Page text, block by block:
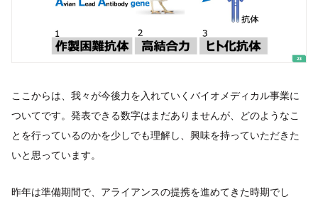
ここからは、我々が今後力を入れていくバイオメディカル事業に
ついてです。発表できる数字はまだありませんが、どのようなこ
とを行っているのかを少しでも理解し、興味を持っていただきた
いと思っています。
昨年は準備期間で、アライアンスの提携を進めてきた時期でし